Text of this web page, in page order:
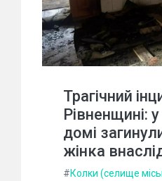
Трагічний
Рівненщині:
домі
жінка
#Колки (селище